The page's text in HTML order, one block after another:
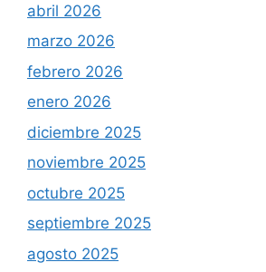
abril 2026
marzo 2026
febrero 2026
enero 2026
diciembre 2025
noviembre 2025
octubre 2025
septiembre 2025
agosto 2025